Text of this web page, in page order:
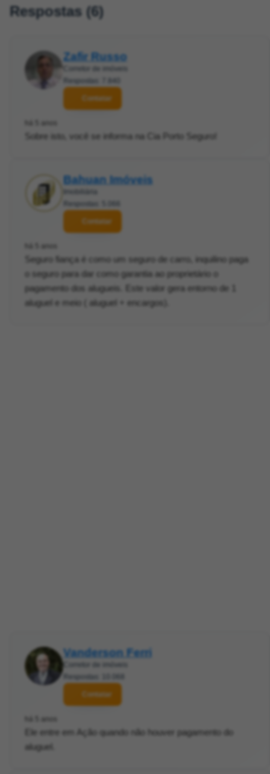
Respostas (6)
Zafir Russo
Corretor de imóveis
Respostas: 7.840
Contatar
há 5 anos
Sobre isto, você se informa na Cia Porto Seguro!
Bahuan Imóveis
Imobiliária
Respostas: 5.066
Contatar
há 5 anos
Seguro fiança é como um seguro de carro, inquilino paga
o seguro para dar como garantia ao proprietário o
pagamento dos alugueis. Este valor gera entorno de 1
aluguel e meio ( aluguel + encargos).
Vanderson Ferri
Corretor de imóveis
Respostas: 10.068
Contatar
há 5 anos
Ele entre em Ação quando não houver pagamento do
aluguel.